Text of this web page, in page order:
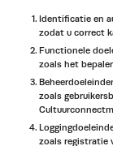
Identificatie en
zodat u correct
Functionele
zoals het
zoals
zoals registratie